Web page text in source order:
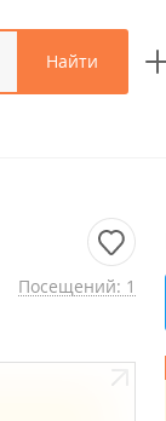
Найти
Посещений: 1